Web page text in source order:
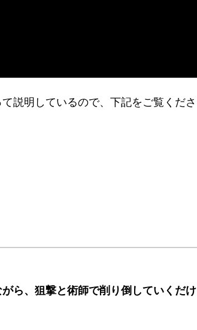
説明しているので、下記をご覧くださ
ら、狙撃と術師で削り倒していくだけ